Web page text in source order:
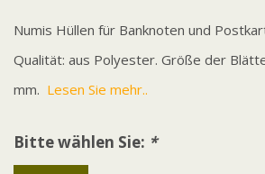
Numis Hüllen für Banknoten und
Qualität: aus Polyester. Größe der
mm. Lesen Sie mehr..
Bitte wählen Sie: *